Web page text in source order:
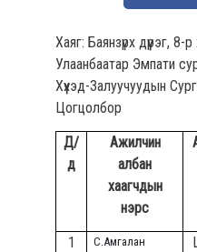
ХҮНИЙ НӨӨЦ
ХУУЛЬ ЭРХ ЗҮЙ
Хаяг: Баянзүрх дүүрэг,
Улаанбаатар Эмпати
Хүүхэд-Залуучуудын
Цогцолбор
Д/
д
Ажилчин
албан
хаагчдын
нэрс
1 С.Амгалан